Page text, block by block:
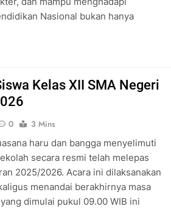
Nasional bukan hanya
Kelas XII SMA Negeri
0
3 Mins
haru dan bangga menyelimuti
secara resmi telah melepas
2025/2026. Acara ini dilaksanakan
menandai berakhirnya masa
dimulai pukul 09.00 WIB ini